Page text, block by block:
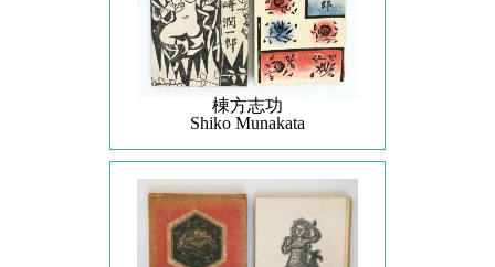
棟方志功
Shiko Munakata